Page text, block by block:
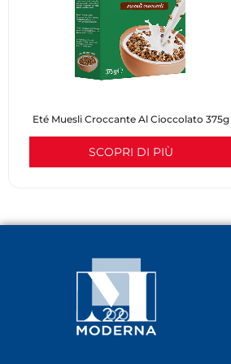
Eté Muesli Croccante Al Cioccolato 375g
SCOPRI DI PIÙ